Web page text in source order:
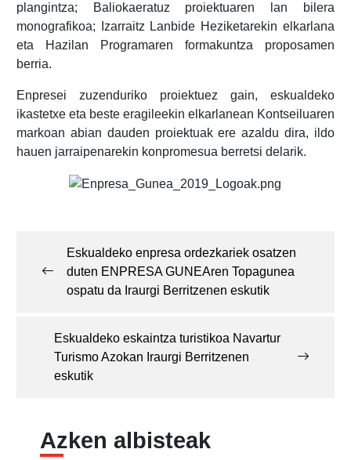
plangintza; Baliokaeratuz proiektuaren lan bilera
monografikoa; Izarraitz Lanbide Heziketarekin elkarlana
eta Hazilan Programaren formakuntza proposamen
berria.
Enpresei zuzenduriko proiektuez gain, eskualdeko
ikastetxe eta beste eragileekin elkarlanean Kontseiluaren
markoan abian dauden proiektuak ere azaldu dira, ildo
hauen jarraipenarekin konpromesua berretsi delarik.
Eskualdeko enpresa ordezkariek osatzen
duten ENPRESA GUNEAren Topagunea
ospatu da Iraurgi Berritzenen eskutik
Eskualdeko eskaintza turistikoa Navartur
Turismo Azokan Iraurgi Berritzenen
eskutik
Azken albisteak